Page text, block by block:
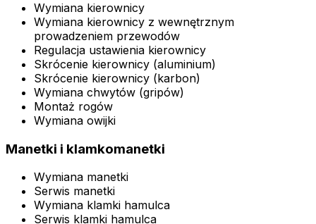
Wymiana kierownicy
Wymiana kierownicy z wewnętrznym
prowadzeniem przewodów
Regulacja ustawienia kierownicy
Skrócenie kierownicy (aluminium)
Skrócenie kierownicy (karbon)
Wymiana chwytów (gripów)
Montaż rogów
Wymiana owijki
Manetki i klamkomanetki
Wymiana manetki
Serwis manetki
Wymiana klamki hamulca
Serwis klamki hamulca